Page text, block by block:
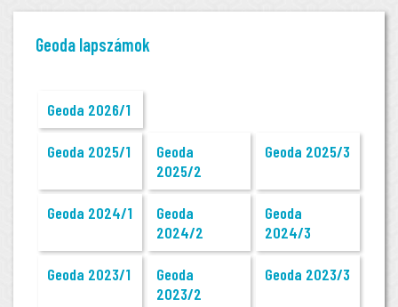
Geoda lapszámok
Geoda 2026/1
Geoda 2025/1
Geoda
2025/2
Geoda 2025/3
Geoda 2024/1
Geoda
2024/2
Geoda
2024/3
Geoda 2023/1
Geoda
2023/2
Geoda 2023/3